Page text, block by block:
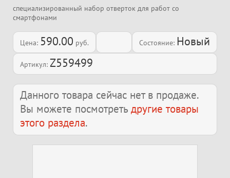
специализированный набор отверток для работ со
смартфонами
Цена: 590.00 руб. Состояние: Новый
Артикул: Z559499
Данного товара сейчас нет в продаже.
Вы можете посмотреть другие товары
этого раздела.